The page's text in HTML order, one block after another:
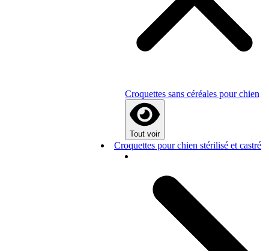
Croquettes sans céréales pour chien
Tout voir
Croquettes pour chien stérilisé et castré